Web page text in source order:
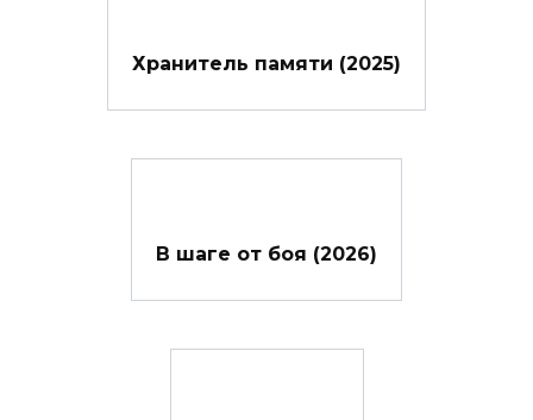
Хранитель памяти (2025)
В шаге от боя (2026)